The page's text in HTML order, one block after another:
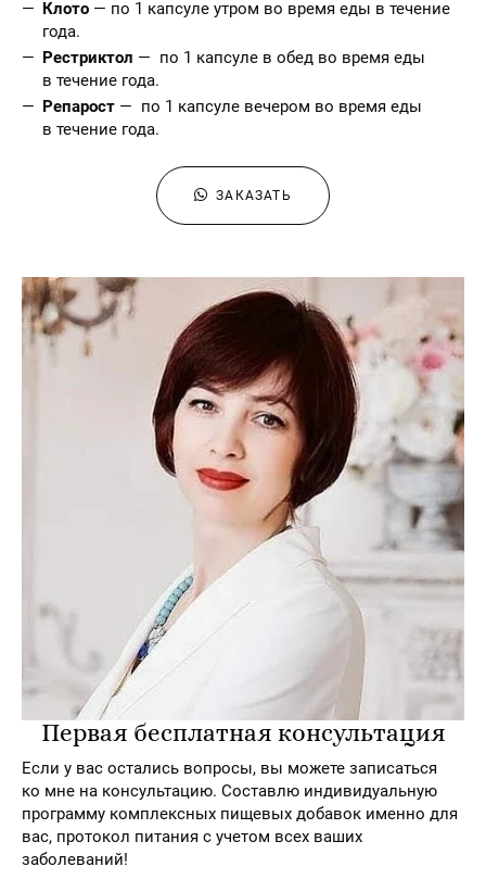
Клото— по 1 капсуле утром во время еды в течение
года.
Рестриктол — по 1 капсуле в обед во время еды
в течение года.
Репарост— по 1 капсуле вечером во время еды
в течение года.
ЗАКАЗАТЬ
Первая бесплатная консультация
Если у вас остались вопросы, вы можете записаться
ко мне на консультацию. Составлю индивидуальную
программу комплексных пищевых добавок именно для
вас, протокол питания с учетом всех ваших
заболеваний!